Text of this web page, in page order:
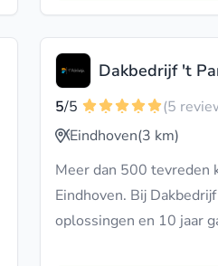
Dakbedrijf 't
5/5
(5
Eindhoven(3 km)
Meer dan 500 tevreden
Eindhoven. Bij
oplossingen en 10 jaar